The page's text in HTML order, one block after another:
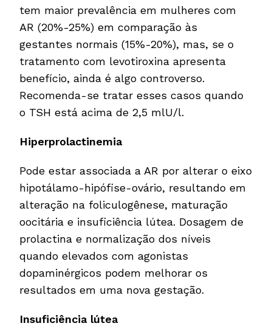
tem maior prevalência em mulheres com
AR (20%-25%) em comparação às
gestantes normais (15%-20%), mas, se o
tratamento com levotiroxina apresenta
benefício, ainda é algo controverso.
Recomenda-se tratar esses casos quando
o TSH está acima de 2,5 mlU/l.
Hiperprolactinemia
Pode estar associada a AR por alterar o eixo
hipotálamo-hipófise-ovário, resultando em
alteração na foliculogênese, maturação
oocitária e insuficiência lútea. Dosagem de
prolactina e normalização dos níveis
quando elevados com agonistas
dopaminérgicos podem melhorar os
resultados em uma nova gestação.
Insuficiência lútea